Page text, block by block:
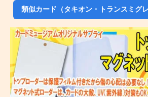
類似カード（タキオン・トランスミグ